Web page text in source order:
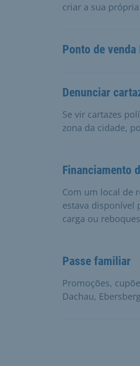
criar a sua
Ponto de venda
Denunciar
Se vir cartazes
zona da cidade,
Financiamento
Com um local de
estava disponível
carga ou
Passe familiar
Promoções,
Dachau,